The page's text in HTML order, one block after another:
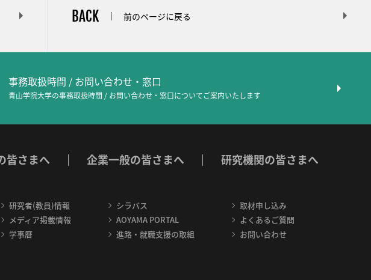
BACK 前のページに戻る
事務取扱時間 / お問い合わせ・窓口
青山学院大学の事務取扱時間 / お問い合わせ・窓口についてご案内いたします
皆さまへ 企業一般の皆さまへ 研究機関の皆さまへ
研究者(教員)情報
メディア掲載情報
学事暦
シラバス
AOYAMA PORTAL
進路・就職支援の取組
取材申し込み
よくあるご質問
お問い合わせ